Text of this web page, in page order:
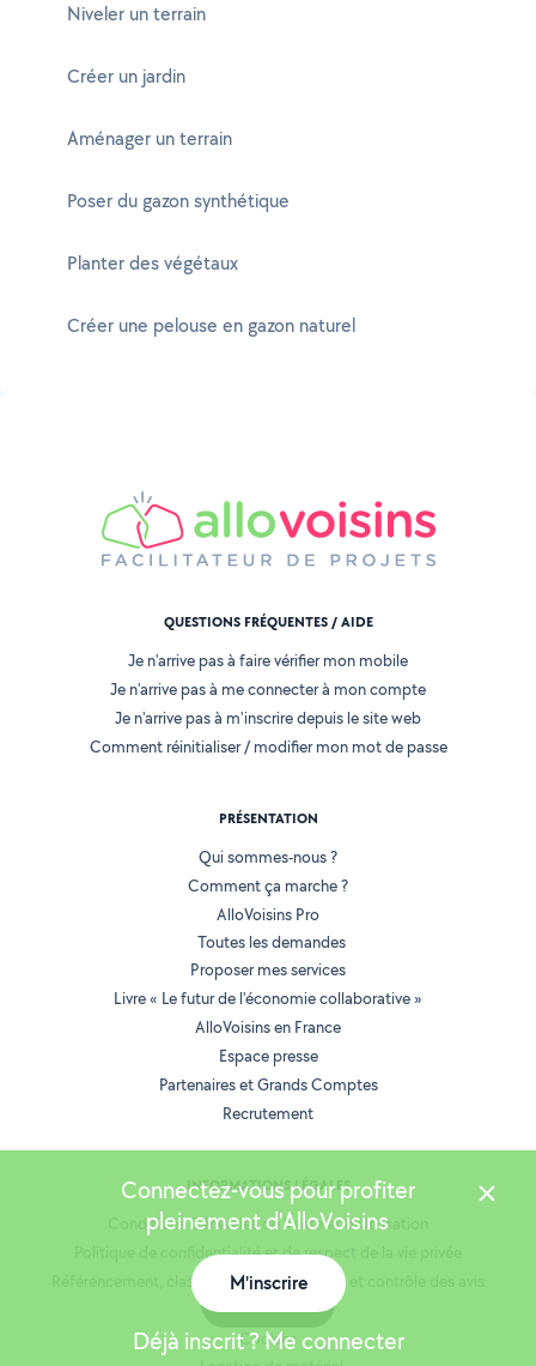
Niveler un terrain
Créer un jardin
Aménager un terrain
Poser du gazon synthétique
Planter des végétaux
Créer une pelouse en gazon naturel
QUESTIONS FRÉQUENTES / AIDE
Je n'arrive pas à faire vérifier mon mobile
Je n'arrive pas à me connecter à mon compte
Je n'arrive pas à m'inscrire depuis le site web
Comment réinitialiser / modifier mon mot de passe
PRÉSENTATION
Qui sommes-nous ?
Comment ça marche ?
AlloVoisins Pro
Toutes les demandes
Proposer mes services
Livre « Le futur de l'économie collaborative »
AlloVoisins en France
Espace presse
Partenaires et Grands Comptes
Recrutement
INFORMATIONS LÉGALES
Conditions Générales de Vente et d'Utilisation
Politique de confidentialité et de respect de la vie privée
Référencement, classement des annonces et contrôle des avis
Mentions légales
Cookies
Connectez-vous pour profiter
pleinement d'AlloVoisins
M'inscrire
Déjà inscrit ? Me connecter